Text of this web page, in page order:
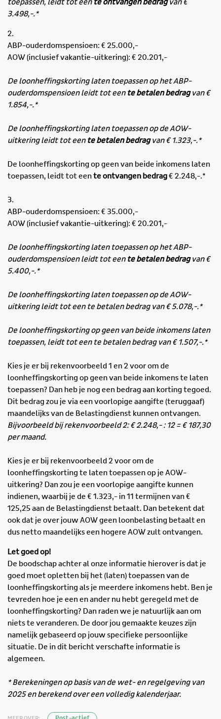
toepassen, leidt tot een te ontvangen bedragvan €
3.498,-.*
2.
ABP-ouderdomspensioen: € 25.000,-
AOW (inclusief vakantie-uitkering): € 20.201,-
De loonheffingskorting laten toepassen op het ABP-
ouderdomspensioen leidt tot een te betalen bedragvan €
1.854,-.*
De loonheffingskorting laten toepassen op de AOW-
uitkering leidt tot een te betalen bedragvan € 1.323,-.*
De loonheffingskorting op geen van beide inkomens laten
toepassen, leidt tot eente ontvangen bedrag€ 2.248,-.*
3.
ABP-ouderdomspensioen: € 35.000,-
AOW (inclusief vakantie-uitkering): € 20.201,-
De loonheffingskorting laten toepassen op het ABP-
ouderdomspensioen leidt tot een te betalen bedragvan €
5.400,-.*
De loonheffingskorting laten toepassen op de AOW-
uitkering leidt tot een te betalen bedrag van € 5.078,-.*
De loonheffingskorting op geen van beide inkomens laten
toepassen, leidt tot een te betalen bedrag van € 1.507,-.*
Kies je er bij rekenvoorbeeld 1 en 2 voor om de
loonheffingskorting op geen van beide inkomens te laten
toepassen? Dan heb je nog een bedrag aan korting tegoed.
Dit bedrag zou je via een voorlopige aangifte (teruggaaf)
maandelijks van de Belastingdienst kunnen ontvangen.
Bijvoorbeeld bij rekenvoorbeeld 2: € 2.248,- : 12 = € 187,30
per maand.
Kies je er bij rekenvoorbeeld 2 voor om de
loonheffingskorting te laten toepassen op je AOW-
uitkering? Dan zou je een voorlopige aangifte kunnen
indienen, waarbij je de € 1.323,- in 11 termijnen van €
125,25 aan de Belastingdienst betaalt. Dan betekent dat
ook dat je over jouw AOW geen loonbelasting betaalt en
dus netto maandelijks een hogere AOW zult ontvangen.
Let goed op!
De boodschap achter al onze informatie hierover is dat je
goed moet opletten bij het (laten) toepassen van de
loonheffingskorting als je meerdere inkomens hebt. Ben je
tevreden hoe je een en ander nu hebt geregeld met de
loonheffingskorting? Dan raden we je natuurlijk aan om
niets te veranderen. De door jou gemaakte keuzes zijn
namelijk gebaseerd op jouw specifieke persoonlijke
situatie. De in dit bericht verschafte informatie is
algemeen.
* Berekeningen op basis van de wet- en regelgeving van
2025 en berekend over een volledig kalenderjaar.